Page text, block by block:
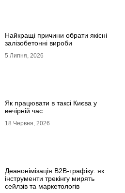
Найкращі причини обрати якісні
залізобетонні вироби
5 Липня, 2026
Як працювати в таксі Києва у
вечірній час
18 Червня, 2026
Деанонімізація B2B-трафіку: як
інструменти трекінгу мирять
сейлзів та маркетологів